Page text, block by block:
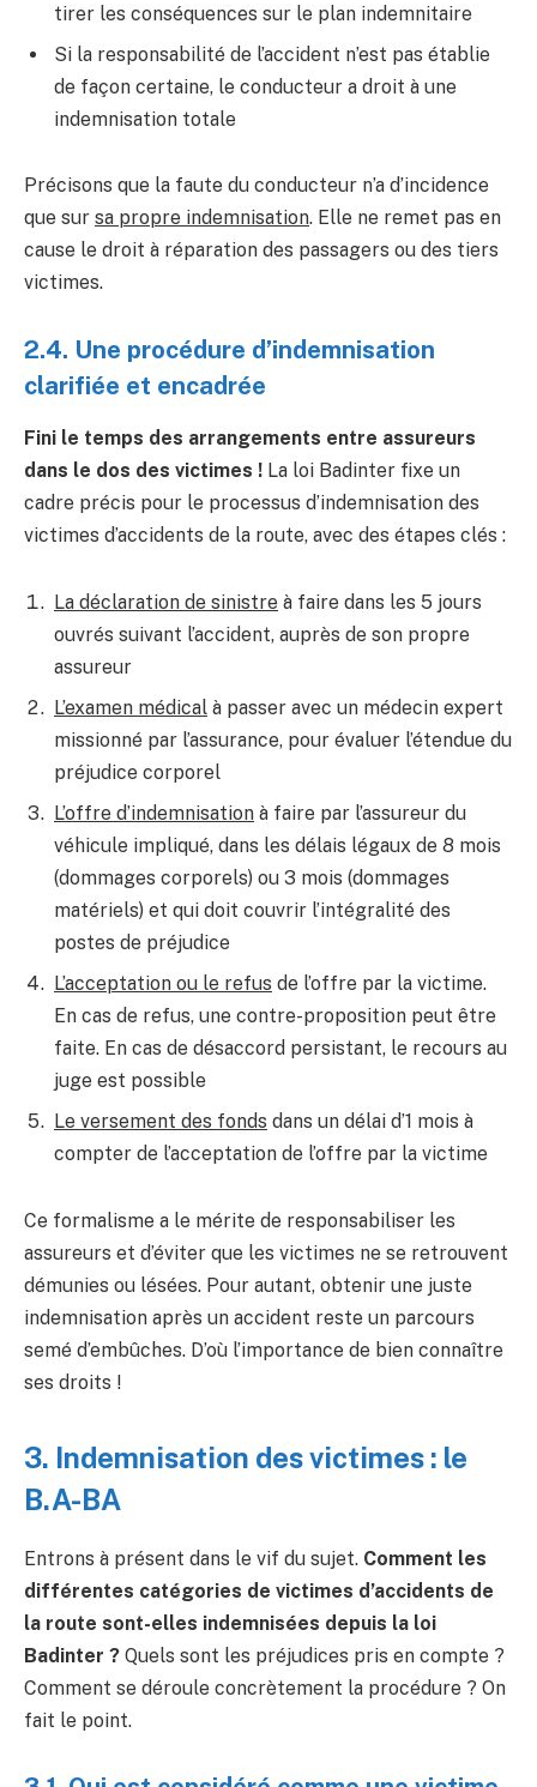
tirer les conséquences sur le plan indemnitaire
Si la responsabilité de l’accident n’est pas établie
de façon certaine, le conducteur a droit à une
indemnisation totale
Précisons que la faute du conducteur n’a d’incidence
que sur sa propre indemnisation. Elle ne remet pas en
cause le droit à réparation des passagers ou des tiers
victimes.
2.4. Une procédure d’indemnisation
clarifiée et encadrée
Fini le temps des arrangements entre assureurs
dans le dos des victimes ! La loi Badinter fixe un
cadre précis pour le processus d’indemnisation des
victimes d’accidents de la route, avec des étapes clés :
La déclaration de sinistre à faire dans les 5 jours
ouvrés suivant l’accident, auprès de son propre
assureur
L’examen médical à passer avec un médecin expert
missionné par l’assurance, pour évaluer l’étendue du
préjudice corporel
L’offre d’indemnisation à faire par l’assureur du
véhicule impliqué, dans les délais légaux de 8 mois
(dommages corporels) ou 3 mois (dommages
matériels) et qui doit couvrir l’intégralité des
postes de préjudice
L’acceptation ou le refus de l’offre par la victime.
En cas de refus, une contre-proposition peut être
faite. En cas de désaccord persistant, le recours au
juge est possible
Le versement des fonds dans un délai d’1 mois à
compter de l’acceptation de l’offre par la victime
Ce formalisme a le mérite de responsabiliser les
assureurs et d’éviter que les victimes ne se retrouvent
démunies ou lésées. Pour autant, obtenir une juste
indemnisation après un accident reste un parcours
semé d’embûches. D’où l’importance de bien connaître
ses droits !
3. Indemnisation des victimes : le
B.A-BA
Entrons à présent dans le vif du sujet. Comment les
différentes catégories de victimes d’accidents de
la route sont-elles indemnisées depuis la loi
Badinter ? Quels sont les préjudices pris en compte ?
Comment se déroule concrètement la procédure ? On
fait le point.